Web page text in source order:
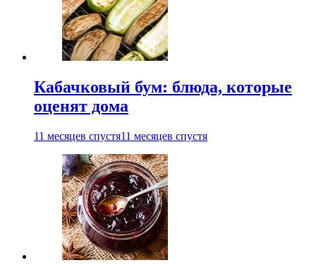
Кабачковый бум: блюда, которые
оценят дома
11 месяцев спустя11 месяцев спустя